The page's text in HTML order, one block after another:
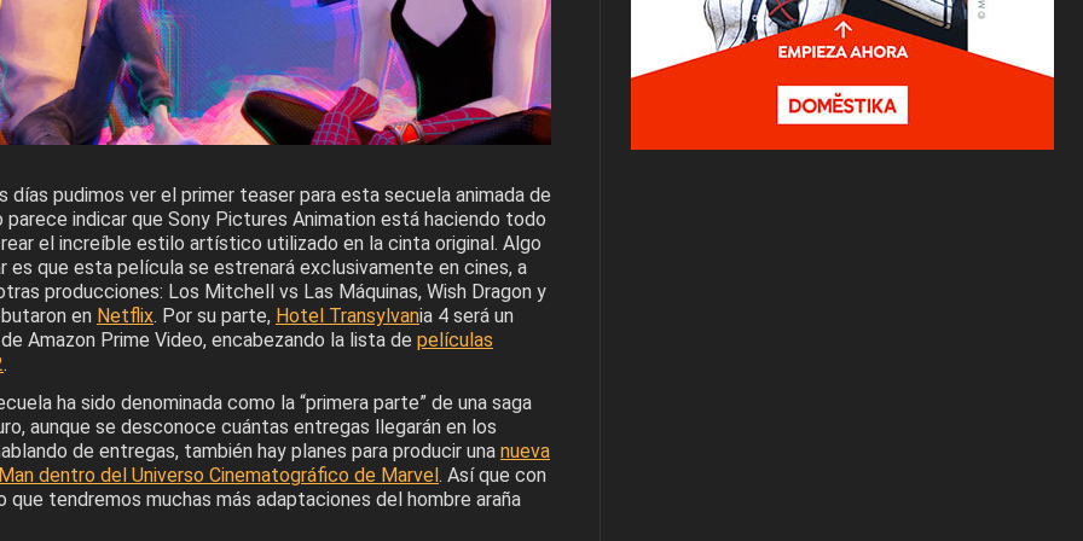
días pudimos ver el primer teaser para esta secuela animada de
indicar que Sony Pictures Animation está haciendo todo
el increíble estilo artístico utilizado en la cinta original. Algo
es que esta película se estrenará exclusivamente en cines, a
producciones: Los Mitchell vs Las Máquinas, Wish Dragon y
en Netflix. Por su parte, Hotel Transylvania 4 será un
Amazon Prime Video, encabezando la lista de películas
.
ha sido denominada como la “primera parte” de una saga
aunque se desconoce cuántas entregas llegarán en los
de entregas, también hay planes para producir una nueva
dentro del Universo Cinematográfico de Marvel. Así que con
tendremos muchas más adaptaciones del hombre araña